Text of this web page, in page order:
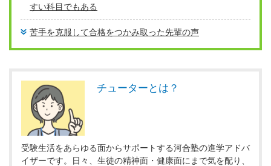
すい科目でもある
苦手を克服して合格をつかみ取った先輩の声
チューターとは？
受験生活をあらゆる面からサポートする河合塾の進学アドバ
イザーです。日々、生徒の精神面・健康面にまで気を配り、